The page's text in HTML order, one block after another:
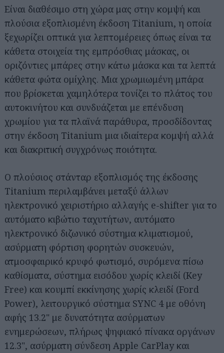
Είναι διαθέσιμο στη χώρα μας στην κομψή και
πλούσια εξοπλισμένη έκδοση Titanium, η οποία
ξεχωρίζει οπτικά για λεπτομέρειες όπως είναι τα
κάθετα στοιχεία της εμπρόσθιας μάσκας, οι
οριζόντιες μπάρες στην κάτω μάσκα και τα λεπτά
κάθετα φώτα ομίχλης. Μια χρωμιωμένη μπάρα
που βρίσκεται χαμηλότερα τονίζει το πλάτος του
αυτοκινήτου και συνδυάζεται με επένδυση
χρωμίου για τα πλαϊνά παράθυρα, προσδίδοντας
στην έκδοση Titanium μια ιδιαίτερα κομψή αλλά
και διακριτική συγχρόνως ποιότητα.
Ο πλούσιος στάνταρ εξοπλισμός της έκδοσης
Titanium περιλαμβάνει μεταξύ άλλων
ηλεκτρονικό χειριστήριο αλλαγής e-shifter για το
αυτόματο κιβώτιο ταχυτήτων, αυτόματο
ηλεκτρονικό διζωνικό σύστημα κλιματισμού,
ασύρματη φόρτιση φορητών συσκευών,
ατμοσφαιρικό κρυφό φωτισμό, συρόμενα πίσω
καθίσματα, σύστημα εισόδου χωρίς κλειδί (Key
Free) και κουμπί εκκίνησης χωρίς κλειδί (Ford
Power), λειτουργικό σύστημα SYNC 4 με οθόνη
αφής 13.2" με δυνατότητα ασύρματων
ενημερώσεων, πλήρως ψηφιακό πίνακα οργάνων
12.3", ασύρματη σύνδεση Apple CarPlay και